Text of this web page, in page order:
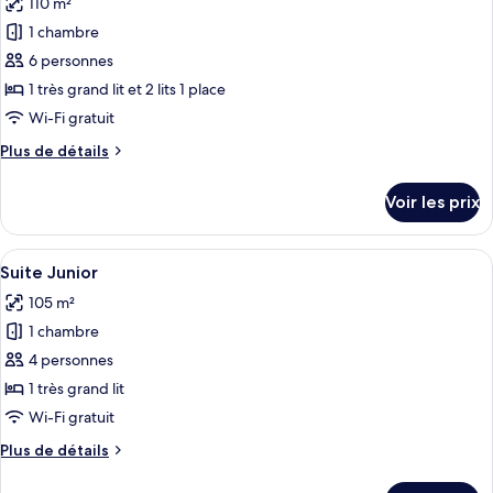
Chambre
Double
les
photos
pour
ce
type
chambre :
Familiale,
non-
fumeurs
1 chambre
6 personnes
1 très grand lit et 2 lits 1 place
Wi-Fi gratuit
Plus de détails
Plus
le
type
de
Chambre
Quadruple
non-
fumeurs
Voir les prix
Afficher
toutes
les
photos
pour
ce
type
chambre :
Une chambre d’hôtel moderne
11
Suite Junior
105 m²
1 chambre
4 personnes
1 très grand lit
Wi-Fi gratuit
Plus de détails
Plus